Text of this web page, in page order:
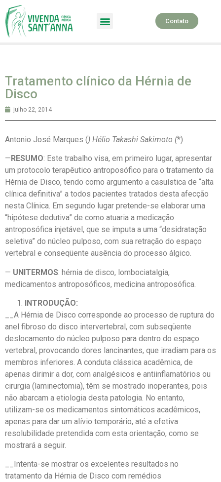
Contato
Tratamento clínico da Hérnia de
Disco
julho 22, 2014
Antonio José Marques () Hélio Takashi Sakimoto (*)
— RESUMO: Este trabalho visa, em primeiro lugar, apresentar
um protocolo terapêutico antroposófico para o tratamento da
Hérnia de Disco, tendo como argumento a casuística de “alta
clínica definitiva” a todos pacientes tratados desta afecção
nesta Clínica. Em segundo lugar pretende-se elaborar uma
“hipótese dedutiva” de como atuaria a medicação
antroposófica injetável, que se imputa a uma “desidratação
seletiva” do núcleo pulposo, com sua retração do espaço
vertebral e conseqüente ausência do processo álgico.
— UNITERMOS: hérnia de disco, lombociatalgia,
medicamentos antroposóficos, medicina antroposófica.
INTRODUÇÃO:
__A Hérnia de Disco corresponde ao processo de ruptura do
anel fibroso do disco intervertebral, com subseqüente
deslocamento do núcleo pulposo para dentro do espaço
vertebral, provocando dores lancinantes, que irradiam para os
membros inferiores. A conduta clássica acadêmica, de
apenas dirimir a dor, com analgésicos e antiinflamatórios ou
cirurgia (laminectomia), têm se mostrado inoperantes, pois
não abarcam a etiologia desta patologia. No entanto,
utilizam-se os medicamentos sintomáticos acadêmicos,
apenas para dar um alívio temporário, até a efetiva
resolubilidade pretendida com esta orientação, como se
mostrará a seguir.
__Intenta-se mostrar os excelentes resultados no
tratamento da Hérnia de Disco com remédios